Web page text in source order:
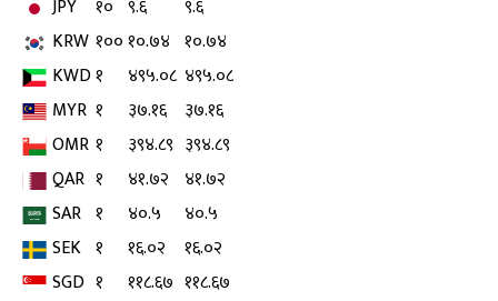
JPY
१० ९.६
९.६
KRW १००१०.७४ १०.७४
KWD१ ४९५.०८ ४९५.०८
MYR १ ३७.१६
३७.१६
OMR १ ३९४.८९ ३९४.८९
QAR १ ४१.७२ ४१.७२
SAR १ ४०.५
४०.५
SEK १ १६.०२
१६.०२
SGD १ ११८.६७ ११८.६७